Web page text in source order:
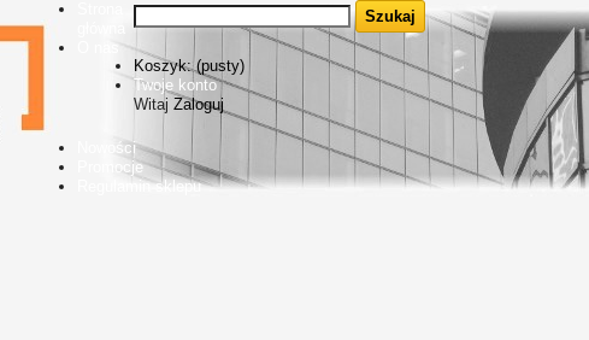
Koszyk:(pusty)
Twoje konto
Witaj Zaloguj
O nas
Nowości
Promocje
Regulamin sklepu